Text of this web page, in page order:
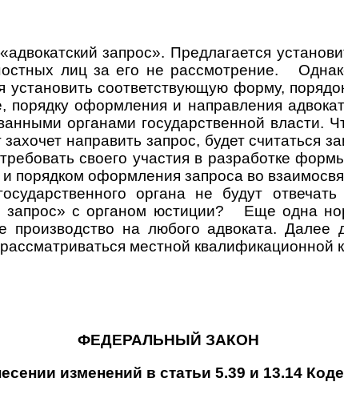
запрос». Предлагается
лиц за его не рассмотрение.
установить соответствующую форму,
порядку оформления и направления
органами государственной власти.
направить запрос, будет считаться
своего участия в разработке
порядком оформления запроса во
органа не будут
запрос» с органом юстиции? Еще одна
производство на любого адвоката. Далее
местной квалификационной
ФЕДЕРАЛЬНЫЙ ЗАКОН
изменений в статьи 5.39 и 13.14